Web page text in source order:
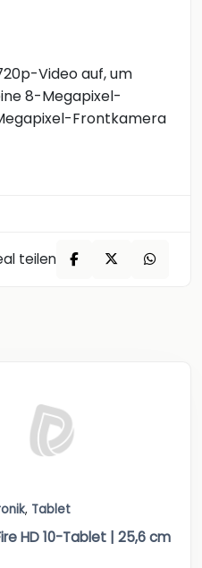
Video auf, um
8-Megapixel-
Frontkamera
teilen
, Tablet
HD 10-Tablet | 25,6 cm